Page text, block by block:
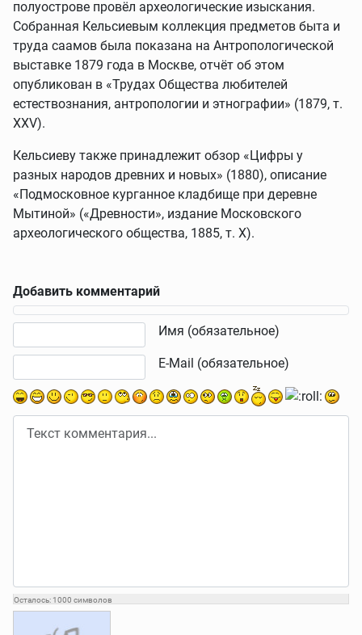
полуострове провёл археологические изыскания.
Собранная Кельсиевым коллекция предметов быта и
труда саамов была показана на Антропологической
выставке 1879 года в Москве, отчёт об этом
опубликован в «Трудах Общества любителей
естествознания, антропологии и этнографии» (1879, т.
XXV).
Кельсиеву также принадлежит обзор «Цифры у
разных народов древних и новых» (1880), описание
«Подмосковное курганное кладбище при деревне
Мытиной» («Древности», издание Московского
археологического общества, 1885, т. X).
Добавить комментарий
Имя (обязательное)
E-Mail (обязательное)
Осталось: 1000 символов